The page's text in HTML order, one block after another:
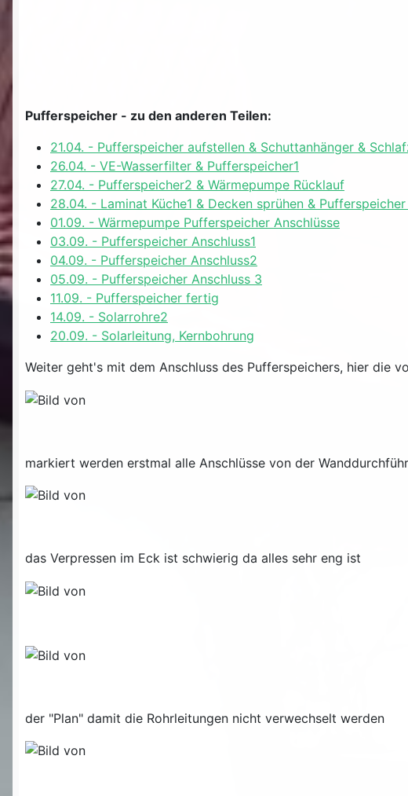
Pufferspeicher - zu den anderen Teilen:
21.04. - Pufferspeicher aufstellen & Schuttanhänger &
26.04. - VE-Wasserfilter & Pufferspeicher1
27.04. - Pufferspeicher2 & Wärmepumpe Rücklauf
28.04. - Laminat Küche1 & Decken sprühen &
01.09. - Wärmepumpe Pufferspeicher Anschlüsse
03.09. - Pufferspeicher Anschluss1
04.09. - Pufferspeicher Anschluss2
05.09. - Pufferspeicher Anschluss 3
11.09. - Pufferspeicher fertig
14.09. - Solarrohre2
20.09. - Solarleitung, Kernbohrung
Weiter geht's mit dem Anschluss des Pufferspeichers, hier die
markiert werden erstmal alle Anschlüsse von der
das Verpressen im Eck ist schwierig da alles sehr eng ist
der "Plan" damit die Rohrleitungen nicht verwechselt werden